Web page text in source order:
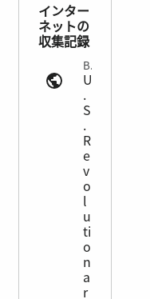
インター
ネットの
収集記録
Bounty Records | ancestry.com
U
.
S
.
R
e
v
o
l
u
ti
o
n
a
r